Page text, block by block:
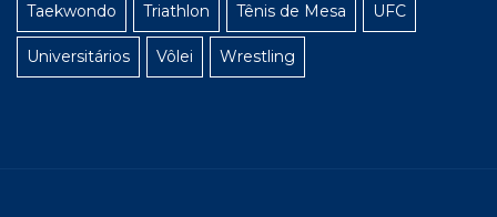
Taekwondo Triathlon Tênis de Mesa UFC
Universitários Vôlei Wrestling